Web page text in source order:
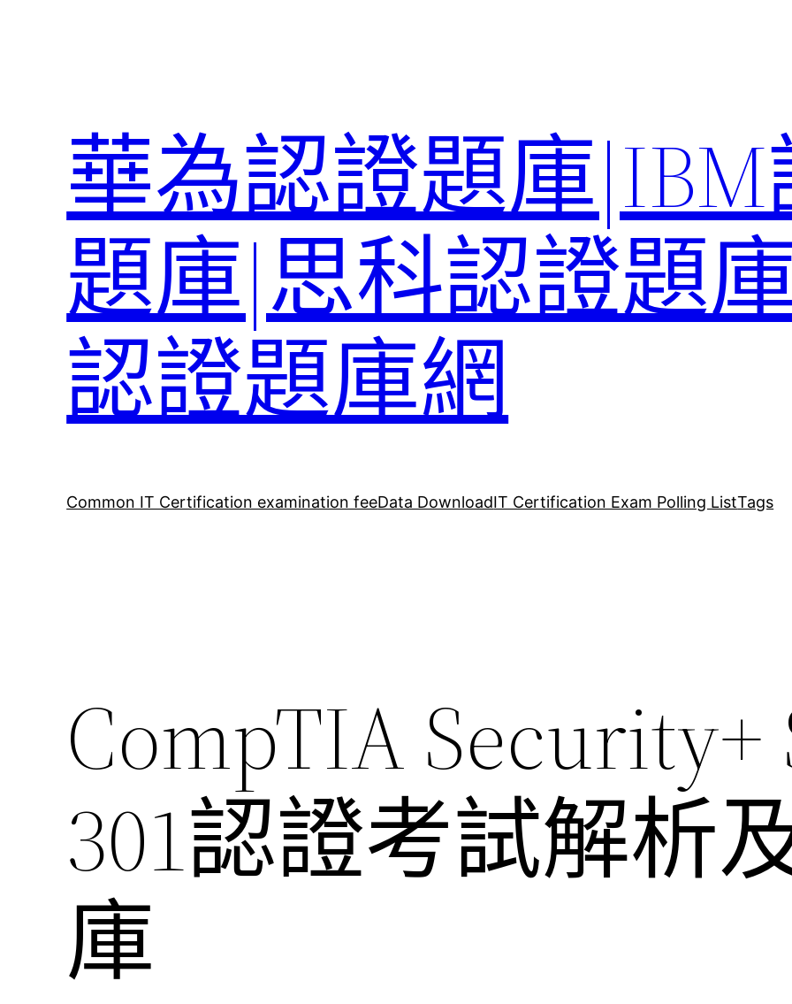
華為認證題庫
題庫|思科認證題
認證題庫網
Common IT Certification examination feeData DownloadIT Certification Exam Polling ListTags
CompTIA Security+
301認證考試解析
庫